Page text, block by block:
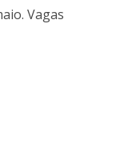
Vagas